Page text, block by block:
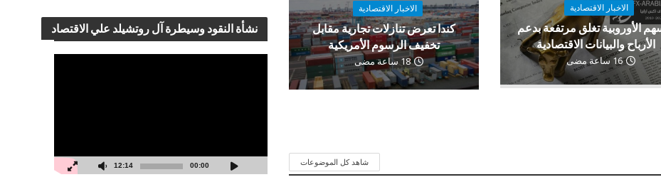
نشأة النقود وسيطرة آل روتشيلد علي الاقتصاد
00:00
12:14
الاخبار الاقتصادية
الأوروبية تغلق مرتفعة بدعم
الأرباح والبيانات الاقتصادية
16 ساعة مضى
الاخبار الاقتصادية
كندا تعرض تنازلات تجارية مقابل
تخفيف الرسوم الأمريكية
18 ساعة مضى
شاهد كل الموضوعات